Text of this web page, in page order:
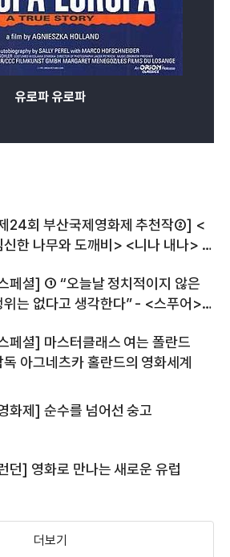
유로파 유로파
24회 부산국제영화제 추천작②] <
신한 나무와 도깨비> <니나 내나> <
페셜] ① “오늘날 정치적이지 않은
위는 없다고 생각한다” - <스푸어>
페셜] 마스터클래스 여는 폴란드
독 아그네츠카 홀란드의 영화세계
화제] 순수를 넘어선 숭고
던] 영화로 만나는 새로운 유럽
더보기